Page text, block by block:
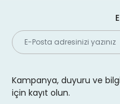
Kampanya, duyuru ve
için kayıt olun.